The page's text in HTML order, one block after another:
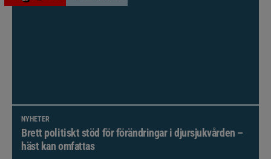
NYHETER
Brett politiskt stöd för förändringar i djursjukvården –
häst kan omfattas